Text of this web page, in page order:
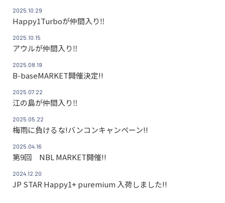
2025.10.29
Happy1Turboが仲間入り‼
2025.10.15
アウルが仲間入り‼
2025.08.19
B-baseMARKET開催決定!!
2025.07.22
江の島が仲間入り‼
2025.05.22
梅雨に負けるな!バンコンキャンペーン!!
2025.04.16
第9回 NBL MARKET開催!!
2024.12.20
JP STAR Happy1+ puremium 入荷しました!!